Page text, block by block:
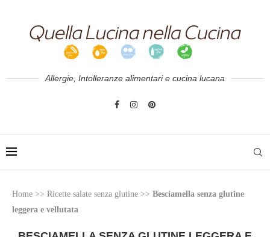
Allergie, Intolleranze alimentari e cucina lucana
Home >> Ricette salate senza glutine >> Besciamella senza glutine
leggera e vellutata